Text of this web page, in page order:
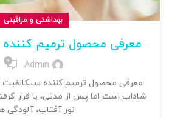
بهداشتی و مراقبتی
معرفی محصول ترمیم
Admin
0
معرفی محصول ترمیم کننده سیکالفیت
شاداب است اما پس از مدتی، با قرار
نور آفتاب، آلودگی